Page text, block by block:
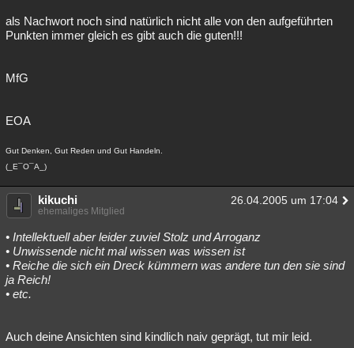
als Nachwort noch sind natürlich nicht alle von den aufgeführten
Punkten immer gleich es gibt auch die guten!!!
MfG
EOA
Gut Denken, Gut Reden und Gut Handeln.
(_E¯O¯A_)
kikuchi 26.04.2005 um 17:04
ehemaliges Mitglied
• Intellektuell aber leider zuviel Stolz und Arroganz
• Unwissende nicht mal wissen was wissen ist
• Reiche die sich ein Dreck kümmern was andere tun den sie sind
ja Reich!
• etc.
Auch deine Ansichten sind kindlich naiv geprägt, tut mir leid.